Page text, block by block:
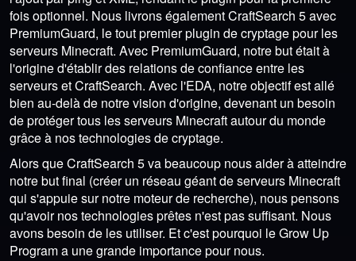
fois optionnel. Nous livrons également CraftSearch 5 avec
PremiumGuard, le tout premier plugin de cryptage pour les
serveurs Minecraft. Avec PremiumGuard, notre but était à
l'origine d'établir des relations de confiance entre les
serveurs et CraftSearch. Avec l'EDA, notre objectif est allé
bien au-delà de notre vision d'origine, devenant un besoin
de protéger tous les serveurs Minecraft autour du monde
grâce à nos technologies de cryptage.
Alors que CraftSearch 5 va beaucoup nous aider à atteindre
notre but final (créer un réseau géant de serveurs Minecraft
qui s'appuie sur notre moteur de recherche), nous pensons
qu'avoir nos technologies prêtes n'est pas suffisant. Nous
avons besoin de les utiliser. Et c'est pourquoi le Grow Up
Program a une grande importance pour nous.